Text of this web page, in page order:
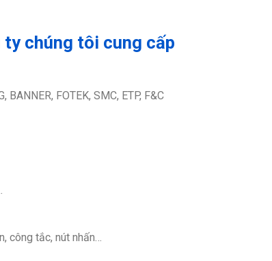
chúng tôi cung cấp
BANNER, FOTEK, SMC, ETP, F&C
công tắc, nút nhấn…